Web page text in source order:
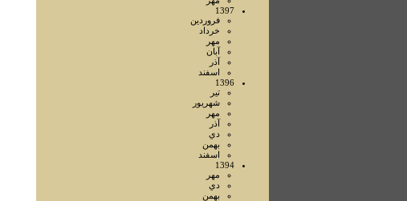
1397
فروردين
خرداد
مهر
آبان
آذر
اسفند
1396
تير
شهريور
مهر
آذر
دي
بهمن
اسفند
1394
مهر
دي
بهمن